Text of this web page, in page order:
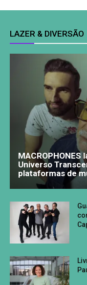
LAZER & DIVERSÃO
Universo
plataformas de